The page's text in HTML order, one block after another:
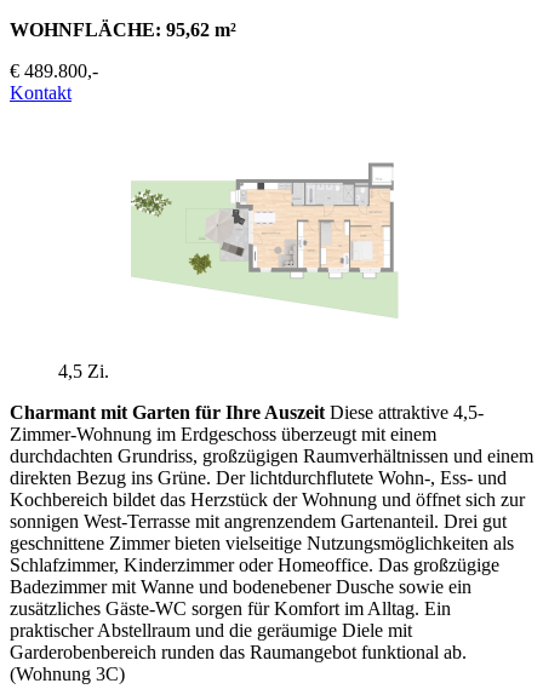
WOHNFLÄCHE: 95,62 m²
€ 489.800,-
Kontakt
4,5 Zi.
Charmant mit Garten für Ihre Auszeit Diese attraktive 4,5-
Zimmer-Wohnung im Erdgeschoss überzeugt mit einem
durchdachten Grundriss, großzügigen Raumverhältnissen und einem
direkten Bezug ins Grüne. Der lichtdurchflutete Wohn-, Ess- und
Kochbereich bildet das Herzstück der Wohnung und öffnet sich zur
sonnigen West-Terrasse mit angrenzendem Gartenanteil. Drei gut
geschnittene Zimmer bieten vielseitige Nutzungsmöglichkeiten als
Schlafzimmer, Kinderzimmer oder Homeoffice. Das großzügige
Badezimmer mit Wanne und bodenebener Dusche sowie ein
zusätzliches Gäste-WC sorgen für Komfort im Alltag. Ein
praktischer Abstellraum und die geräumige Diele mit
Garderobenbereich runden das Raumangebot funktional ab.
(Wohnung 3C)